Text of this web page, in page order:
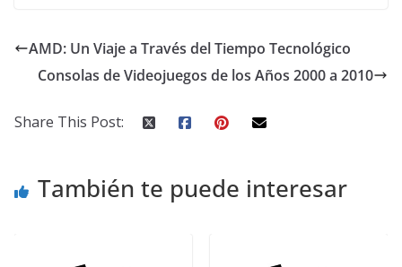
AMD: Un Viaje a Través del Tiempo Tecnológico
Consolas de Videojuegos de los Años 2000 a 2010
Share This Post:
También te puede interesar